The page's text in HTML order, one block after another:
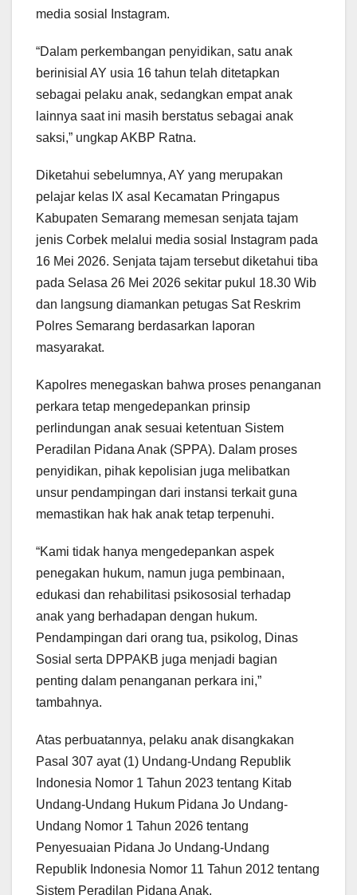
media sosial Instagram.
“Dalam perkembangan penyidikan, satu anak
berinisial AY usia 16 tahun telah ditetapkan
sebagai pelaku anak, sedangkan empat anak
lainnya saat ini masih berstatus sebagai anak
saksi,” ungkap AKBP Ratna.
Diketahui sebelumnya, AY yang merupakan
pelajar kelas IX asal Kecamatan Pringapus
Kabupaten Semarang memesan senjata tajam
jenis Corbek melalui media sosial Instagram pada
16 Mei 2026. Senjata tajam tersebut diketahui tiba
pada Selasa 26 Mei 2026 sekitar pukul 18.30 Wib
dan langsung diamankan petugas Sat Reskrim
Polres Semarang berdasarkan laporan
masyarakat.
Kapolres menegaskan bahwa proses penanganan
perkara tetap mengedepankan prinsip
perlindungan anak sesuai ketentuan Sistem
Peradilan Pidana Anak (SPPA). Dalam proses
penyidikan, pihak kepolisian juga melibatkan
unsur pendampingan dari instansi terkait guna
memastikan hak hak anak tetap terpenuhi.
“Kami tidak hanya mengedepankan aspek
penegakan hukum, namun juga pembinaan,
edukasi dan rehabilitasi psikososial terhadap
anak yang berhadapan dengan hukum.
Pendampingan dari orang tua, psikolog, Dinas
Sosial serta DPPAKB juga menjadi bagian
penting dalam penanganan perkara ini,”
tambahnya.
Atas perbuatannya, pelaku anak disangkakan
Pasal 307 ayat (1) Undang-Undang Republik
Indonesia Nomor 1 Tahun 2023 tentang Kitab
Undang-Undang Hukum Pidana Jo Undang-
Undang Nomor 1 Tahun 2026 tentang
Penyesuaian Pidana Jo Undang-Undang
Republik Indonesia Nomor 11 Tahun 2012 tentang
Sistem Peradilan Pidana Anak.